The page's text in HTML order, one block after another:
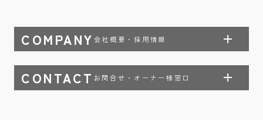
COMPANY 会社概要・採用情報
CONTACT お問合せ・オーナー様窓口